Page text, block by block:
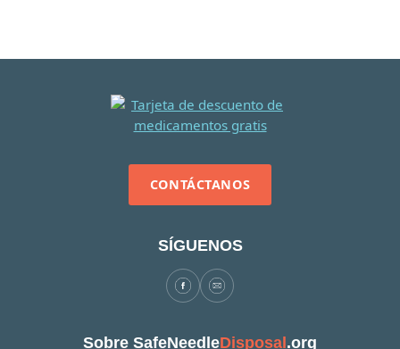
CONTÁCTANOS
SÍGUENOS
Sobre SafeNeedleDisposal.org